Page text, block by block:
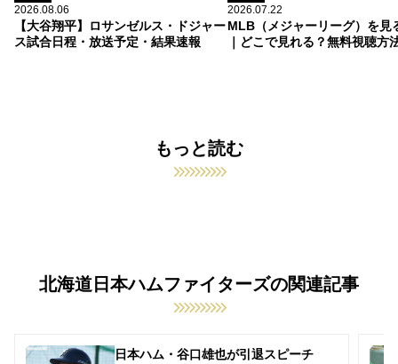
2026.08.06
【大谷翔平】ロサンゼルス・ドジャー
ス試合日程・放送予定・結果速報
2026.07.22
MLB（メジャーリーグ）を見
｜どこで見れる？無料視聴方
もっと読む
北海道日本ハムファイターズの関連記事
日本ハム・谷口雄也が引退スピーチ